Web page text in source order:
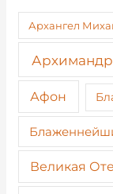
Архангел
Афон
Великая